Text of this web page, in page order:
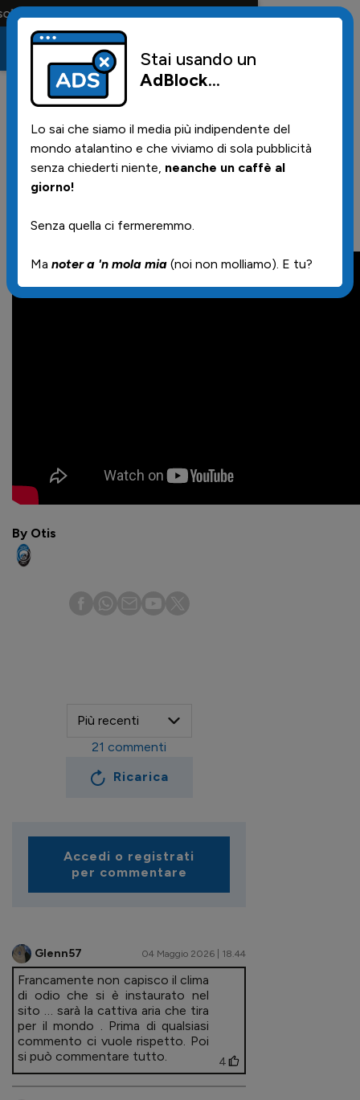
maglia e solo i tifosi la portano tutta la vita
03/05/2026 | 15.30
Atalanta - Genoa, il
commento di Otis
Ecco il video
By Otis
Ricarica
21 commenti
Accedi o registrati
per commentare
Glenn57 04 Maggio 2026 | 18.44
Francamente non capisco il clima
di odio che si è instaurato nel
sito … sarà la cattiva aria che tira
per il mondo . Prima di qualsiasi
commento ci vuole rispetto. Poi
si può commentare tutto.
4
Stai usando un
AdBlock...
Lo sai che siamo il media più indipendente del
mondo atalantino e che viviamo di sola pubblicità
senza chiederti niente, neanche un caffè al
giorno!
Senza quella ci fermeremmo.
Ma noter a 'n mola mia (noi non molliamo). E tu?